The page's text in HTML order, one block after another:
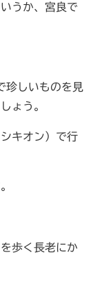
うか、宮良で
しいものを見
ょう。
キオン）で行
歩く長老にか